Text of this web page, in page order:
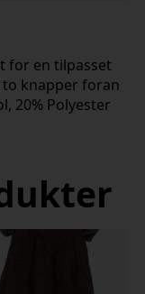
for en tilpasset
knapper foran
20% Polyester